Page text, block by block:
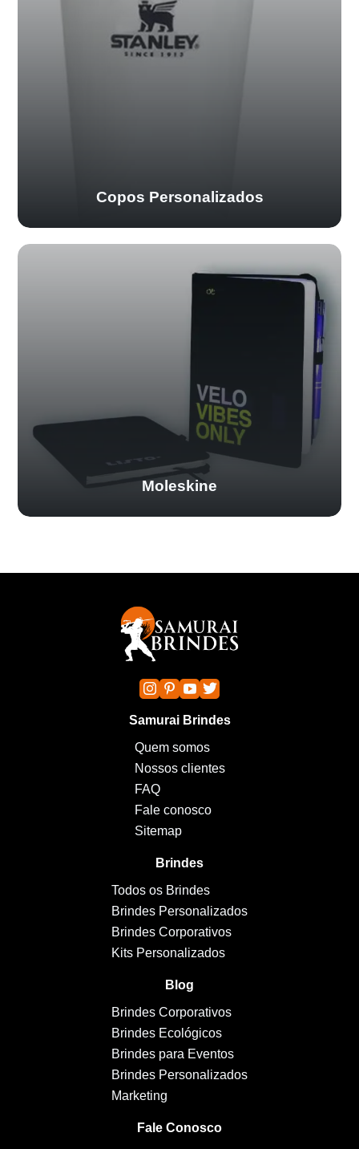
Copos Personalizados
Moleskine
Samurai Brindes
Quem somos
Nossos clientes
FAQ
Fale conosco
Sitemap
Brindes
Todos os Brindes
Brindes Personalizados
Brindes Corporativos
Kits Personalizados
Blog
Brindes Corporativos
Brindes Ecológicos
Brindes para Eventos
Brindes Personalizados
Marketing
Fale Conosco